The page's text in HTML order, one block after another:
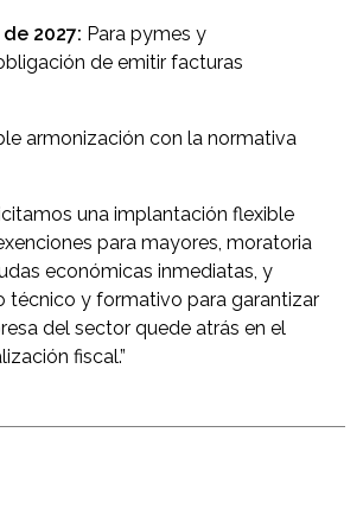
2027: Para pymes y
de emitir facturas
armonización con la normativa
una implantación flexible
para mayores, moratoria
económicas inmediatas, y
técnico y formativo para garantizar
del sector quede atrás en el
fiscal.”